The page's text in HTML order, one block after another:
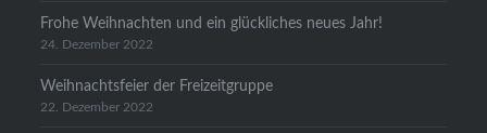
Frohe Weihnachten und ein glückliches neues Jahr!
24. Dezember 2022
Weihnachtsfeier der Freizeitgruppe
22. Dezember 2022